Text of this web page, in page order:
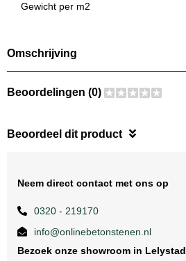
Gewicht per m2
Omschrijving
Beoordelingen (0)
Beoordeel dit product
Neem direct contact met ons op
0320 - 219170
info@onlinebetonstenen.nl
Bezoek onze showroom in Lelystad